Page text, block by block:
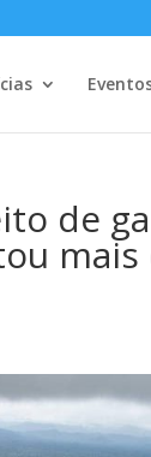
de
mais